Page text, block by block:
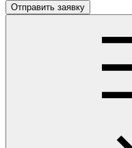
Отправить заявку